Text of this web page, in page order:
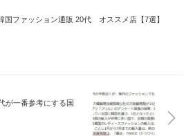
国ファッション通販 20代 オススメ店【7選】
が一番参考にする国